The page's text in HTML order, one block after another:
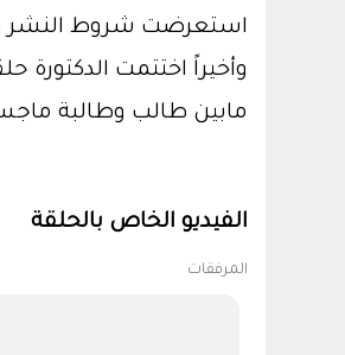
استعرضت شروط النشر
مابين طالب وطالبة
الفيديو الخاص بالحلقة
المرفقات